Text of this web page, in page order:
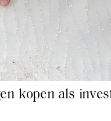
kopen als